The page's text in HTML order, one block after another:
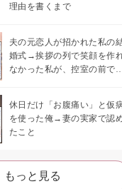
理由を書くまで
夫の元恋人が招かれた私の
婚式→挨拶の列で笑顔を作
なかった私が、控室の前で
休日だけ「お腹痛い」と仮
を使った俺→妻の実家で認
たこと
もっと見る